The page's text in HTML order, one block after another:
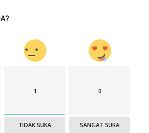
1
TIDAK SUKA
0
SANGAT SUKA